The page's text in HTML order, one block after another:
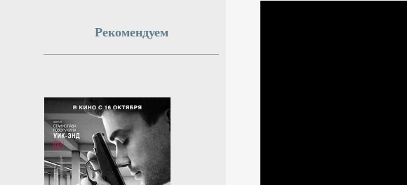
обратилась к Филиппу
Киркорову с просьбой помочь
бездомным собакам.
Движение транспорта
ограничат в Москве на
выходных из-за триатлона
и концерта
Рекомендуем